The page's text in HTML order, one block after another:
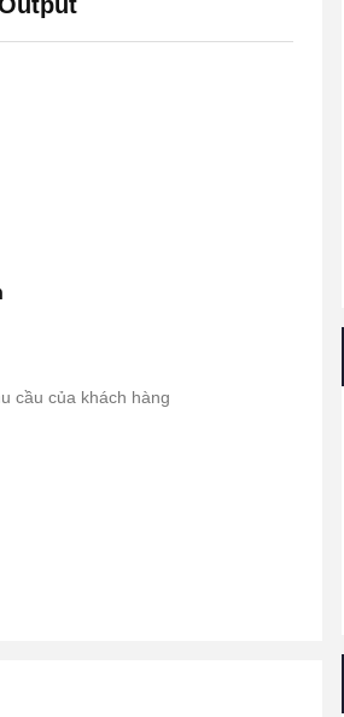
cầu của khách hàng